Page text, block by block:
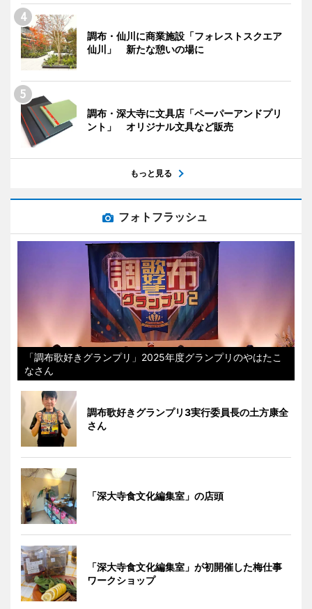
調布・仙川に商業施設「フォレストスクエア
仙川」 新たな憩いの場に
調布・深大寺に文具店「ペーパーアンドプリ
ント」 オリジナル文具など販売
もっと見る
フォトフラッシュ
「調布歌好きグランプリ」2025年度グランプリのやはたこ
なさん
調布歌好きグランプリ3実行委員長の土方康全
さん
「深大寺食文化編集室」の店頭
「深大寺食文化編集室」が初開催した梅仕事
ワークショップ